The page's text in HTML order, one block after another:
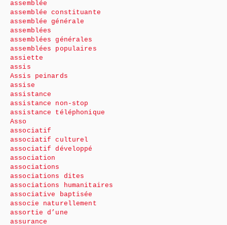
assemblée
assemblée constituante
assemblée générale
assemblées
assemblées générales
assemblées populaires
assiette
assis
Assis peinards
assise
assistance
assistance non-stop
assistance téléphonique
Asso
associatif
associatif culturel
associatif développé
association
associations
associations dites
associations humanitaires
associative baptisée
associe naturellement
assortie d’une
assurance